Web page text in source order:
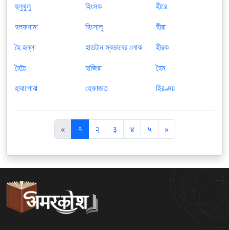
হুলুথুলু
হলফনামা
হৈ হল্লা
হৈচৈ
হাবাগোবা
হিংসক
হিংসালু
হাতটান স্বভাবের লোক
হাজিরা
হেফাজত
হীরে
হীরা
হীরক
হৈম
হিরণ্ময়
«पि
छ
ला
१ २ ३ ४ ५ »अ
ग
ला